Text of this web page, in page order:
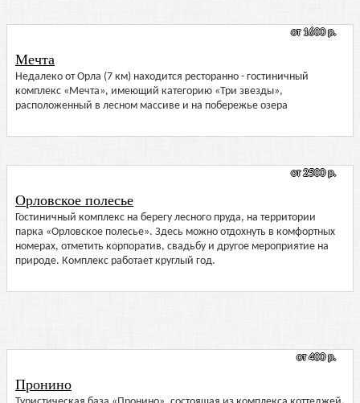
от 1600 р.
Мечта
Недалеко от Орла (7 км) находится ресторанно - гостиничный
комплекс «Мечта», имеющий категорию «Три звезды»,
расположенный в лесном массиве и на побережье озера
от 2500 р.
Орловское полесье
Гостиничный комплекс на берегу лесного пруда, на территории
парка «Орловское полесье». Здесь можно отдохнуть в комфортных
номерах, отметить корпоратив, свадьбу и другое мероприятие на
природе. Комплекс работает круглый год.
от 400 р.
Пронино